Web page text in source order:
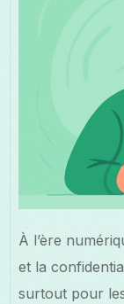
À l’ère
et la
surtout pour